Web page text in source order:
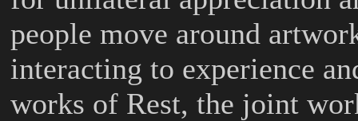
people move around
interacting to experience
works of Rest, the joint